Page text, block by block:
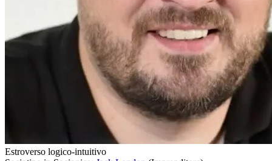
Estroverso logico-intuitivo